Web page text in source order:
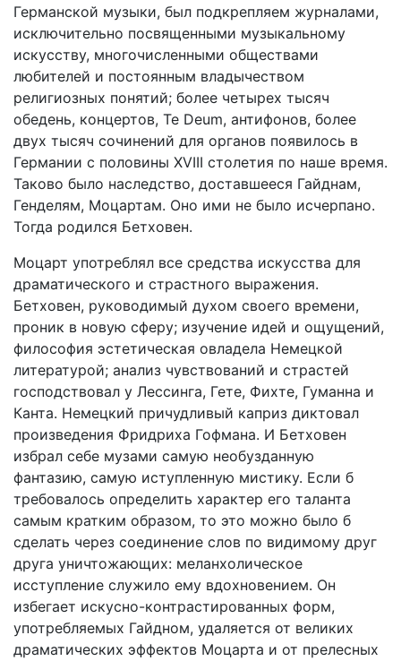
Германской музыки, был подкрепляем журналами,
исключительно посвященными музыкальному
искусству, многочисленными обществами
любителей и постоянным владычеством
религиозных понятий; более четырех тысяч
обедень, концертов, Te Deum, антифонов, более
двух тысяч сочинений для органов появилось в
Германии с половины XVIII столетия по наше время.
Таково было наследство, доставшееся Гайднам,
Генделям, Моцартам. Оно ими не было исчерпано.
Тогда родился Бетховен.
Моцарт употреблял все средства искусства для
драматического и страстного выражения.
Бетховен, руководимый духом своего времени,
проник в новую сферу; изучение идей и ощущений,
философия эстетическая овладела Немецкой
литературой; анализ чувствований и страстей
господствовал у Лессинга, Гете, Фихте, Гуманна и
Канта. Немецкий причудливый каприз диктовал
произведения Фридриха Гофмана. И Бетховен
избрал себе музами самую необузданную
фантазию, самую иступленную мистику. Если б
требовалось определить характер его таланта
самым кратким образом, то это можно было б
сделать через соединение слов по видимому друг
друга уничтожающих: меланхолическое
исступление служило ему вдохновением. Он
избегает искусно-контрастированных форм,
употребляемых Гайдном, удаляется от великих
драматических эффектов Моцарта и от прелесных